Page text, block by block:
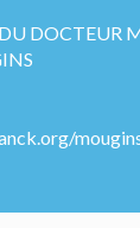
DOCTEUR